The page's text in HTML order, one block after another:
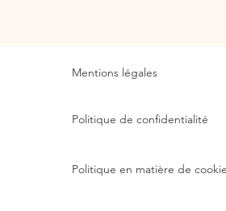
Mentions légales
Politique de confidentialité
Politique en matière de